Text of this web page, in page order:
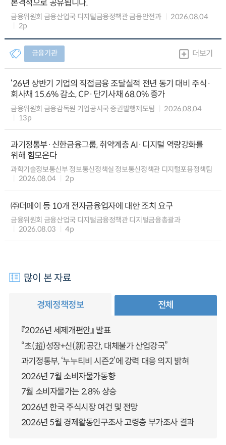
본격적으로 공유됩니다.
금융위원회 금융산업국 디지털금융정책관 금융안전과
2026.08.04
2p
금융기관 더보기
‘26년 상반기 기업의 직접금융 조달실적 전년 동기 대비 주식·
회사채 15.6% 감소, CP·단기사채 68.0% 증가
금융위원회 금융감독원 기업공시국 증권발행제도팀
2026.08.04
13p
과기정통부·신한금융그룹, 취약계층 AI·디지털 역량강화를
위해 힘모은다
과학기술정보통신부 정보통신정책실 정보통신정책관 디지털포용정책팀
2026.08.04
2p
㈜더페이 등 10개 전자금융업자에 대한 조치 요구
금융위원회 금융산업국 디지털금융정책관 디지털금융총괄과
2026.08.03
4p
많이 본 자료
경제정책정보 전체
『2026년 세제개편안』 발표
“초(超)성장+신(新)공간, 대체불가 산업강국”
과기정통부, ‘누누티비 시즌2’에 강력 대응 의지 밝혀
2026년 7월 소비자물가동향
7월 소비자물가는 2.8% 상승
2026년 한국 주식시장 여건 및 전망
2026년 5월 경제활동인구조사 고령층 부가조사 결과